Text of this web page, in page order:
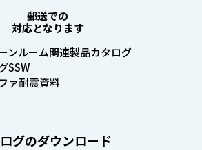
郵送での
対応となります
ンルーム関連製品カタログ
SSW
ァ耐震資料
グのダウンロード